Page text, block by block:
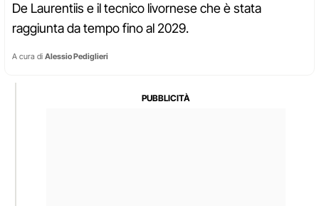
De Laurentiis e il tecnico livornese che è stata
raggiunta da tempo fino al 2029.
A cura di Alessio Pediglieri